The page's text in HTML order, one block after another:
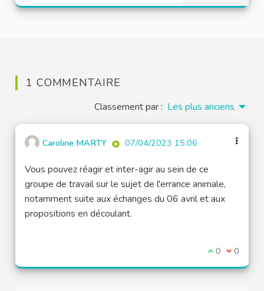
1 COMMENTAIRE
Classement par : Les plus anciens
Caroline MARTY 07/04/2023 15:06
Vous pouvez réagir et inter-agir au sein de ce
groupe de travail sur le sujet de l'errance animale,
notamment suite aux échanges du 06 avril et aux
propositions en découlant.
Je suis
0 Je ne
0